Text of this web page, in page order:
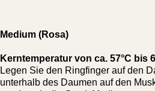
Medium (Rosa)
Kerntemperatur von ca. 57°C bis
Legen Sie den Ringfinger auf den
unterhalb des Daumen auf den